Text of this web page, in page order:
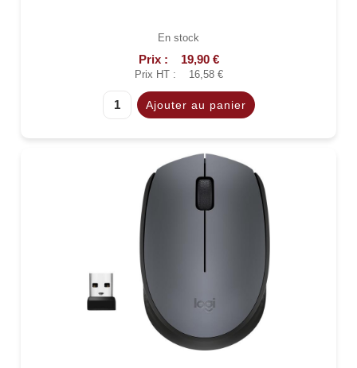
En stock
Prix : 19,90 €
Prix HT : 16,58 €